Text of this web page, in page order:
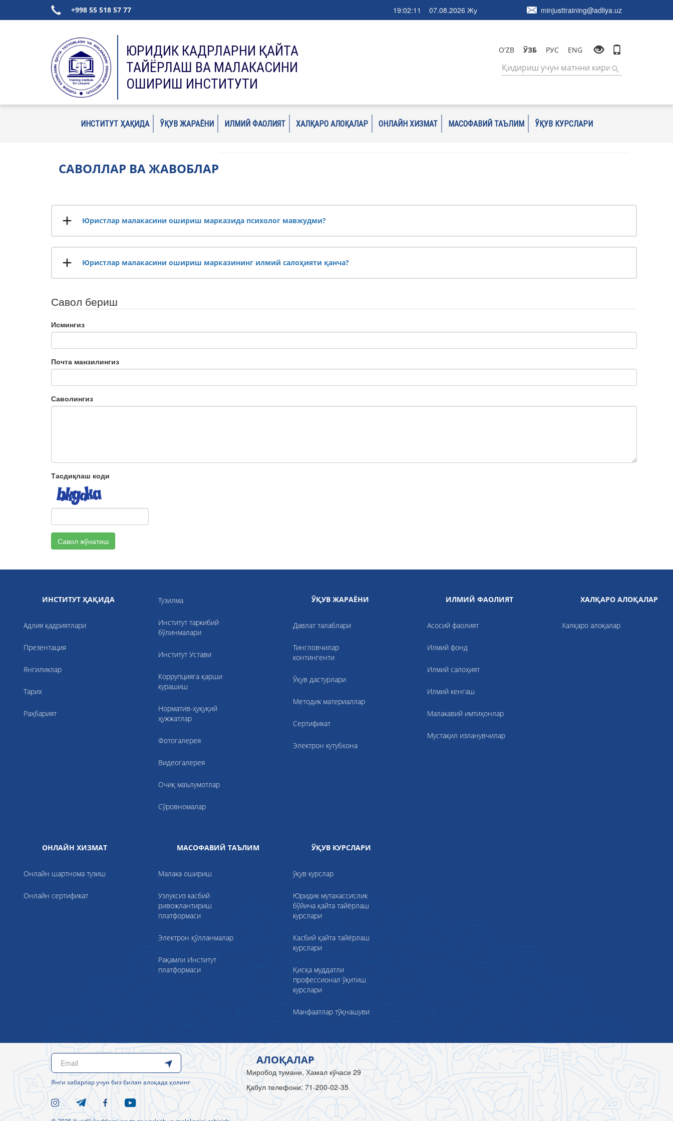
+998 55 518 57 77 19:02:11 07.08.2026 Жу minjusttraining@adliya.uz
ЮРИДИК КАДРЛАРНИ ҚАЙТА
ТАЙЁРЛАШ ВА МАЛАКАСИНИ
ОШИРИШ ИНСТИТУТИ
O'ZB ЎЗБ РУС ENG
ИНСТИТУТ ҲАҚИДА ЎҚУВ ЖАРАЁНИ ИЛМИЙ ФАОЛИЯТ ХАЛҚАРО АЛОҚАЛАР ОНЛАЙН ХИЗМАТ МАСОФАВИЙ ТАЪЛИМ ЎҚУВ КУРСЛАРИ
САВОЛЛАР ВА ЖАВОБЛАР
Юристлар малакасини ошириш марказида психолог мавжудми?
Юристлар малакасини ошириш марказининг илмий салоҳияти қанча?
Савол бериш
Исмингиз
Почта манзилингиз
Саволингиз
Тасдиқлаш коди
Савол жўнатиш
ИНСТИТУТ ҲАҚИДА
Адлия қадриятлари
Презентация
Янгиликлар
Тарих
Раҳбарият
Тузилма
Институт таркибий
бўлинмалари
Институт Устави
Коррупцияга қарши
курашиш
Норматив-ҳуқуқий
ҳужжатлар
Фотогалерея
Видеогалерея
Очиқ маълумотлар
Сўровномалар
ЎҚУВ ЖАРАЁНИ
Давлат талаблари
Тингловчилар
контингенти
Ўқув дастурлари
Методик материаллар
Cертификат
Электрон кутубхона
ИЛМИЙ ФАОЛИЯТ
Асосий фаолият
Илмий фонд
Илмий салоҳият
Илмий кенгаш
Малакавий имтиҳонлар
Мустақил изланувчилар
ХАЛҚАРО АЛОҚАЛАР
Халқаро алоқалар
ОНЛАЙН ХИЗМАТ
Онлайн шартнома тузиш
Онлайн сертификат
МАСОФАВИЙ ТАЪЛИМ
Малака ошириш
Узлуксиз касбий
ривожлантириш
платформаси
Электрон қўлланмалар
Рақамли Институт
платформаси
ЎҚУВ КУРСЛАРИ
ўқув курслар
Юридик мутахассислик
бўйича қайта тайёрлаш
курслари
Касбий қайта тайёрлаш
курслари
Қисқа муддатли
профессионал ўқитиш
курслари
Манфаатлар тўқнашуви
Янги хабарлар учун биз билан алоқада қолинг
АЛОҚАЛАР
Миробод тумани, Хамал кўчаси 29
Қабул телефони: 71-200-02-35